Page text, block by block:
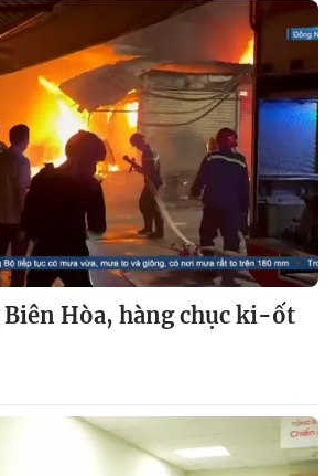
Biên Hòa, hàng chục ki-ốt